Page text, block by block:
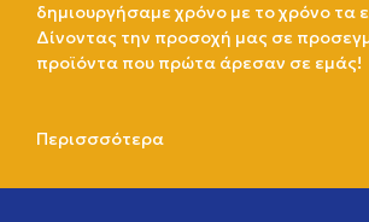
δημιουργήσαμε χρόνο με το χρόνο τα
Δίνοντας την προσοχή μας σε
προϊόντα που πρώτα άρεσαν σε εμάς!
Περισσσότερα